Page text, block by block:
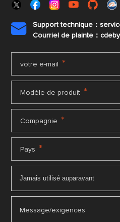

Support technique：
Courriel de plainte：
votre e-mail *
Modèle de produit *
Compagnie *
Pays *
Message/exigences